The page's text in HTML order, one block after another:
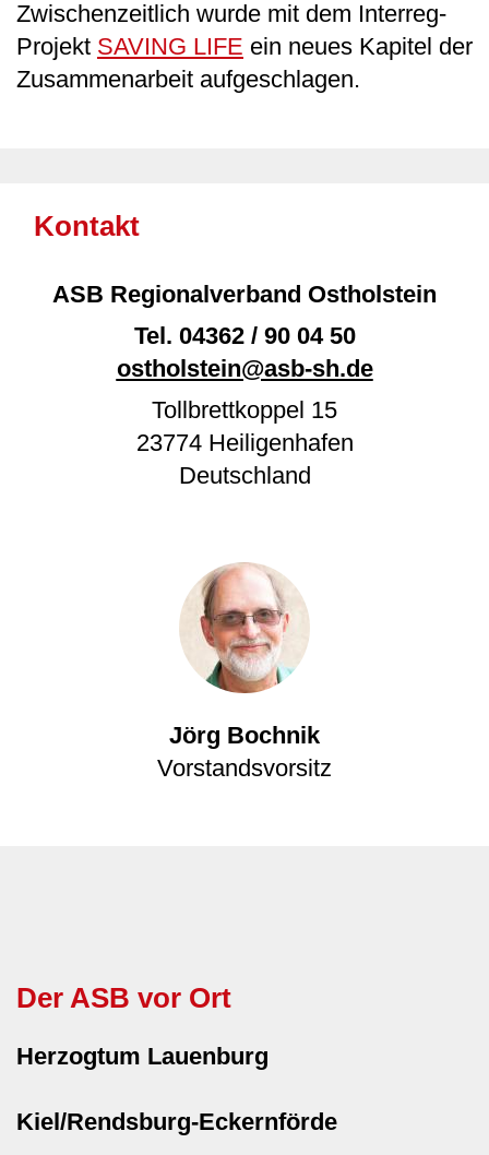
Zwischenzeitlich wurde mit dem Interreg-
Projekt SAVING LIFE ein neues Kapitel der
Zusammenarbeit aufgeschlagen.
Kontakt
ASB Regionalverband Ostholstein
Tel. 04362 / 90 04 50
ostholstein@asb-sh.de
Tollbrettkoppel 15
23774 Heiligenhafen
Deutschland
Jörg Bochnik
Vorstandsvorsitz
Der ASB vor Ort
Herzogtum Lauenburg
Kiel/Rendsburg-Eckernförde